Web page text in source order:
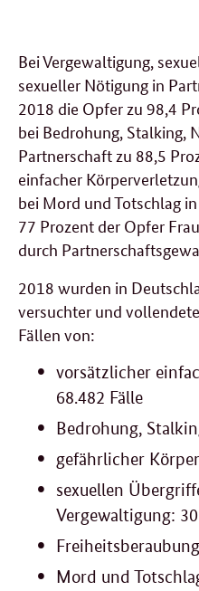
Bei Vergewaltigung,
sexueller Nötigung in
2018 die Opfer zu 98,4
bei Bedrohung, Stalking,
Partnerschaft zu 88,5
einfacher
bei Mord und Totschlag
77 Prozent der Opfer
durch
2018 wurden in
versuchter und
Fällen von:
vorsätzlicher
68.482 Fälle
Bedrohung,
gefährlicher
sexuellen
Vergewaltigung:
Mord und